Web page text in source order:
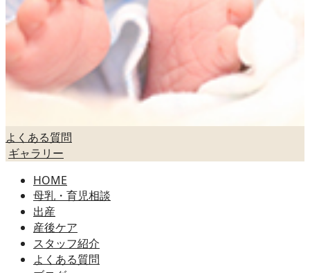
よくある質問
ギャラリー
HOME
母乳・育児相談
出産
産後ケア
スタッフ紹介
よくある質問